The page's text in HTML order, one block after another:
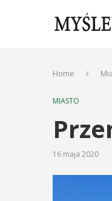
Home
MIASTO
16 maja 2020